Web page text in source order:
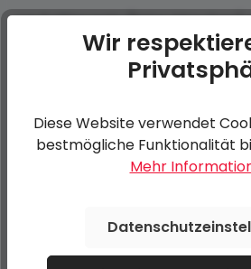
Laubgitternetz (feine Maschen)
Durchschnittliche Bewertung
Bewerten Sie dieses
Bewertung schreiben
Wir
Diese Website verwendet
bestmögliche Funktionalität
Mehr